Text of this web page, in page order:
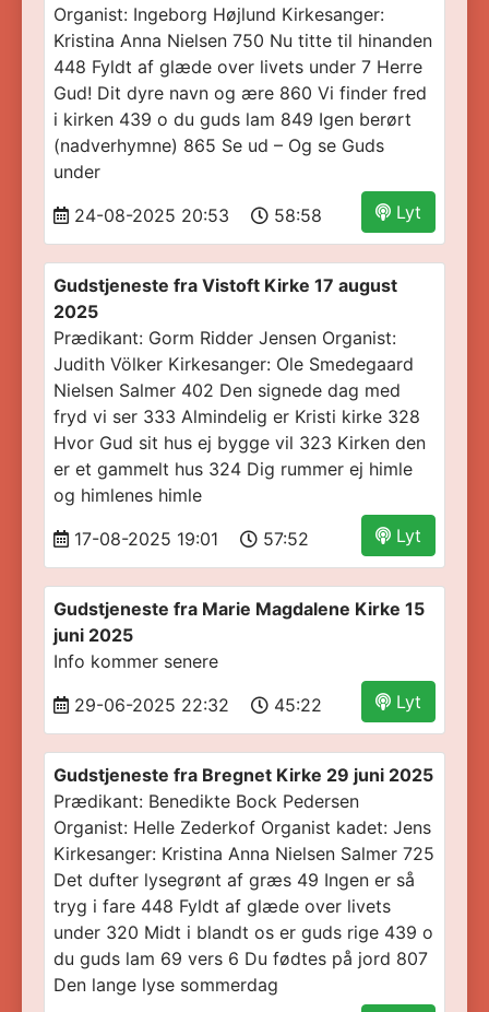
Organist: Ingeborg Højlund Kirkesanger:
Kristina Anna Nielsen 750 Nu titte til hinanden
448 Fyldt af glæde over livets under 7 Herre
Gud! Dit dyre navn og ære 860 Vi finder fred
i kirken 439 o du guds lam 849 Igen berørt
(nadverhymne) 865 Se ud – Og se Guds
under
Lyt
24-08-2025 20:53 58:58
Gudstjeneste fra Vistoft Kirke 17 august
2025
Prædikant: Gorm Ridder Jensen Organist:
Judith Völker Kirkesanger: Ole Smedegaard
Nielsen Salmer 402 Den signede dag med
fryd vi ser 333 Almindelig er Kristi kirke 328
Hvor Gud sit hus ej bygge vil 323 Kirken den
er et gammelt hus 324 Dig rummer ej himle
og himlenes himle
Lyt
17-08-2025 19:01 57:52
Gudstjeneste fra Marie Magdalene Kirke 15
juni 2025
Info kommer senere
Lyt
29-06-2025 22:32 45:22
Gudstjeneste fra Bregnet Kirke 29 juni 2025
Prædikant: Benedikte Bock Pedersen
Organist: Helle Zederkof Organist kadet: Jens
Kirkesanger: Kristina Anna Nielsen Salmer 725
Det dufter lysegrønt af græs 49 Ingen er så
tryg i fare 448 Fyldt af glæde over livets
under 320 Midt i blandt os er guds rige 439 o
du guds lam 69 vers 6 Du fødtes på jord 807
Den lange lyse sommerdag